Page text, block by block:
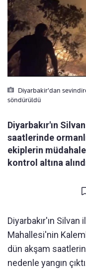
Diyarbakir'dan
söndürüldü
Diyarbakır'ın
saatlerinde
ekiplerin
kontrol altına
Diyarbakır'ın Silvan
Mahallesi'nin
dün akşam
nedenle yangın